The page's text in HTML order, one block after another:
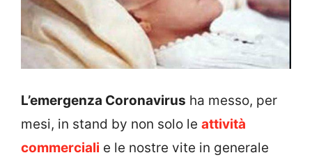
L’emergenza Coronavirus ha messo, per
mesi, in stand by non solo le attività
commerciali e le nostre vite in generale